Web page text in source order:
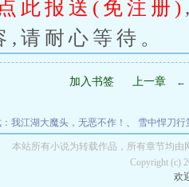
此报送(免注册)
,请耐心等待。
加入书签 上一章 ←
我江湖大魔头，无恶不作！ 、 雪中悍刀行
本站所有小说为转载作品，所有章节均
Copyright (c)
欢